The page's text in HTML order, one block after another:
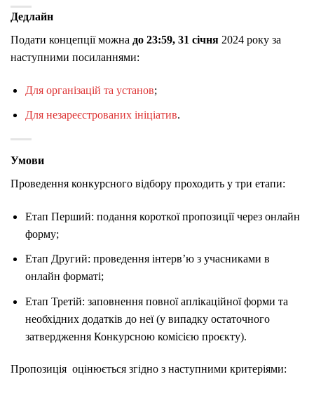
Дедлайн
Подати концепції можна до 23:59, 31 січня 2024 року за
наступними посиланнями:
Для організацій та установ;
Для незареєстрованих ініціатив.
Умови
Проведення конкурсного відбору проходить у три етапи:
Етап Перший: подання короткої пропозиції через онлайн
форму;
Етап Другий: проведення інтерв’ю з учасниками в
онлайн форматі;
Етап Третій: заповнення повної аплікаційної форми та
необхідних додатків до неї (у випадку остаточного
затвердження Конкурсною комісією проєкту).
Пропозиція оцінюється згідно з наступними критеріями: